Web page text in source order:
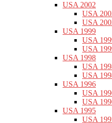
USA 2002
USA
USA
USA 1999
USA
USA
USA 1998
USA
USA
USA 1996
USA
USA
USA 1995
USA